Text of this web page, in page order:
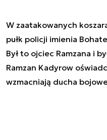
W zaatakowanych
pułk policji imienia
Był to ojciec Ramzana i
Ramzan Kadyrow
wzmacniają ducha